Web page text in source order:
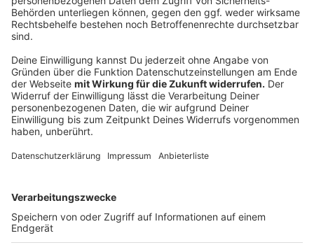
Beatmachines im Telekom Forum
Anzeige
Lust auf etwas neues? Dann kommt heute Abend um
20Uhr in das Telekom Forum. Das Beethovenfest
an. Die Schülermanager haben ein Konzert organisiert
Maschine und das Instrument. Die Musikstücke
werden mit Klassik und Beats verbunden. Coole
Kombi? Dann kommt vorbei. Mit 18 Euro seid ihr dabei.